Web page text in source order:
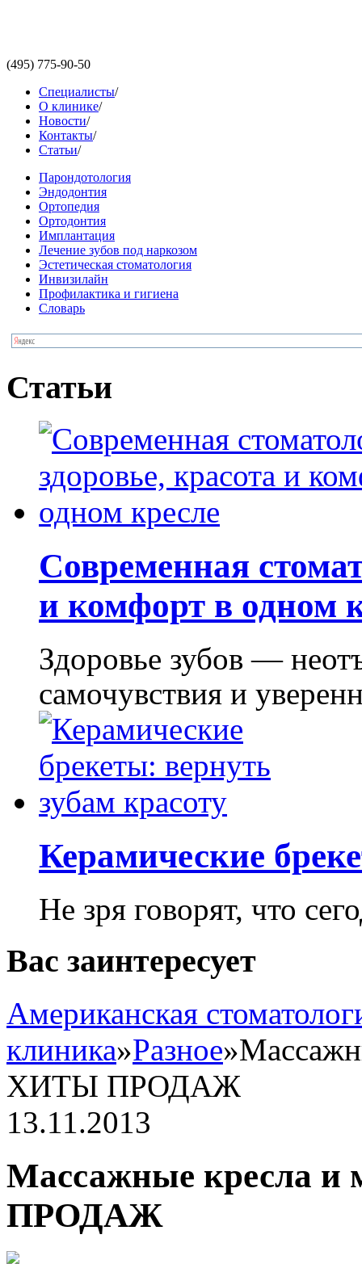
(495) 775-90-50
Специалисты/
О клинике/
Новости/
Контакты/
Статьи/
Парондотология
Эндодонтия
Ортопедия
Ортодонтия
Имплантация
Лечение зубов под наркозом
Эстетическая стоматология
Инвизилайн
Профилактика и гигиена
Словарь
Статьи
Современная
и комфорт в одном
Здоровье зубов —
самочувствия и
Керамические
Не зря говорят, что
Вас заинтересует
Американская
клиника»Разное»
ХИТЫ ПРОДАЖ
13.11.2013
Массажные кресла
ПРОДАЖ